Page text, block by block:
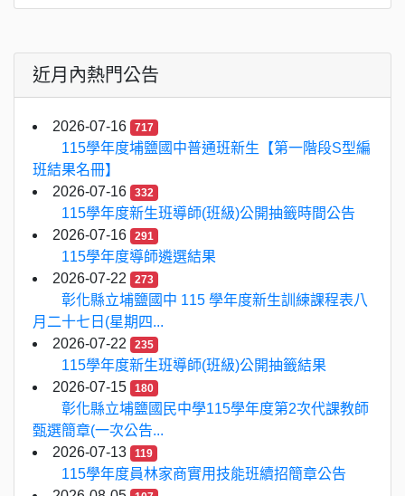
近月內熱門公告
2026-07-16 717
115學年度埔鹽國中普通班新生【第一階段S型編
班結果名冊】
2026-07-16
332
115學年度新生班導師(班級)公開抽籤時間公告
2026-07-16
291
115學年度導師遴選結果
2026-07-22
273
彰化縣立埔鹽國中 115 學年度新生訓練課程表八
月二十七日(星期四...
2026-07-22
235
115學年度新生班導師(班級)公開抽籤結果
2026-07-15
180
彰化縣立埔鹽國民中學115學年度第2次代課教師
甄選簡章(一次公告...
2026-07-13
119
115學年度員林家商實用技能班續招簡章公告